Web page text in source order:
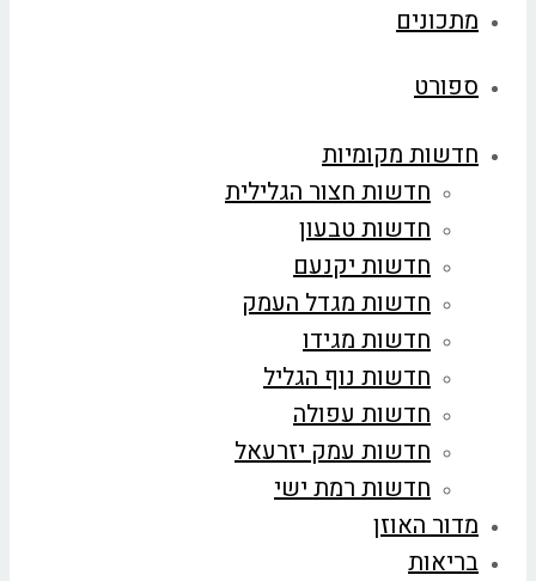
מתכונים
ספורט
חדשות מקומיות
חדשות חצור הגלילית
חדשות טבעון
חדשות יקנעם
חדשות מגדל העמק
חדשות מגידו
חדשות נוף הגליל
חדשות עפולה
חדשות עמק יזרעאל
חדשות רמת ישי
מדור האוזן
בריאות